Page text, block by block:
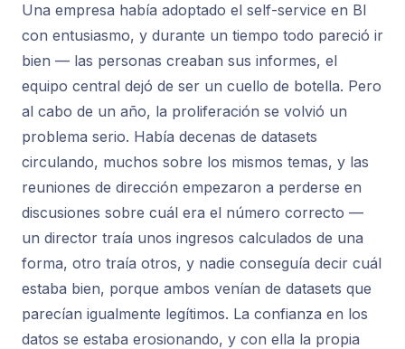
Una empresa había adoptado el self-service en BI
con entusiasmo, y durante un tiempo todo pareció ir
bien — las personas creaban sus informes, el
equipo central dejó de ser un cuello de botella. Pero
al cabo de un año, la proliferación se volvió un
problema serio. Había decenas de datasets
circulando, muchos sobre los mismos temas, y las
reuniones de dirección empezaron a perderse en
discusiones sobre cuál era el número correcto —
un director traía unos ingresos calculados de una
forma, otro traía otros, y nadie conseguía decir cuál
estaba bien, porque ambos venían de datasets que
parecían igualmente legítimos. La confianza en los
datos se estaba erosionando, y con ella la propia